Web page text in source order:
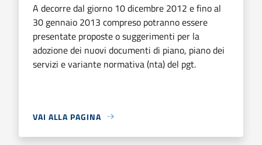
A decorre dal giorno 10 dicembre 2012 e fino al
30 gennaio 2013 compreso potranno essere
presentate proposte o suggerimenti per la
adozione dei nuovi documenti di piano, piano dei
servizi e variante normativa (nta) del pgt.
VAI ALLA PAGINA